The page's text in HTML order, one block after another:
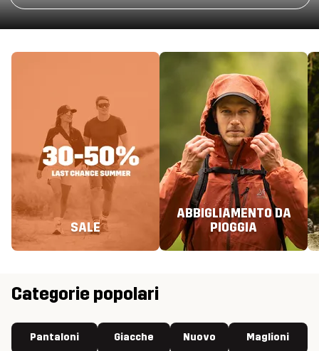
SALE
ABBIGLIAMENTO DA
PIOGGIA
Categorie popolari
Pantaloni Giacche Nuovo Maglioni